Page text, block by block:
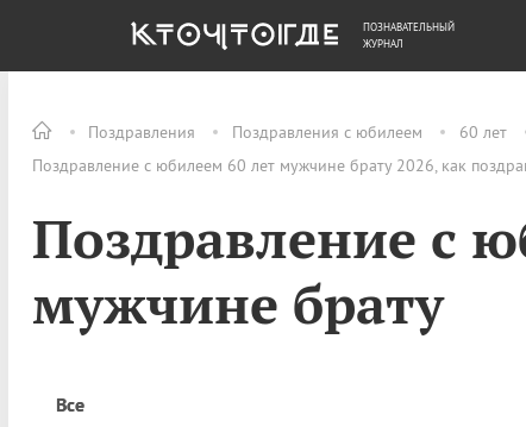
Поздравления Поздравления с юбилеем 60 лет
Поздравление с юбилеем 60 лет мужчине брату 2026, как
Поздравление с
мужчине брату
Все
ОБЩЕСТВО ДЕНЬГИ
ПОЗНАВАТЕЛЬНЫЙ
ЖУРНАЛ